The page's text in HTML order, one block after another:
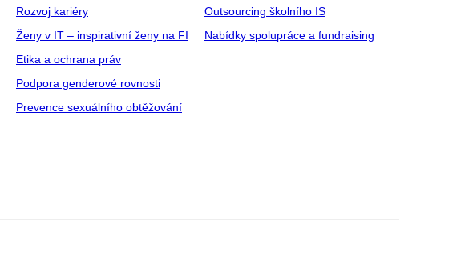
Rozvoj kariéry
Ženy v IT – inspirativní ženy na FI
Etika a ochrana práv
Podpora genderové rovnosti
Prevence sexuálního obtěžování
Outsourcing školního IS
Nabídky spolupráce a fundraising